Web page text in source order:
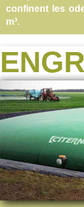
confinent les
m³.